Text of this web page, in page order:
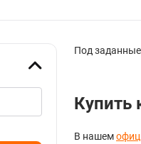
Под
Купить
В нашем